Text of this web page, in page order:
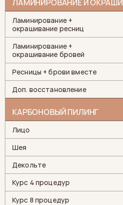
ЛАМИНИРОВАНИЕ И
Ламинирование +
окрашивание ресниц
Ламинирование +
окрашивание бровей
Ресницы + брови вместе
Доп. восстановление
КАРБОНОВЫЙ ПИЛИНГ
Лицо
Шея
Декольте
Курс 4 процедур
Курс 8 процедур